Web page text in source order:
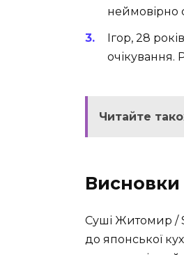
неймовірно
Ігор, 28
очікування.
Читайте
Висновки
Суші Житомир /
до японської